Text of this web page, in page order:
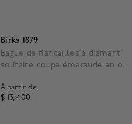
Birks 1879
Bague de fiançailles à diamant
solitaire coupe émeraude en or
À partir de:
$ 13,400